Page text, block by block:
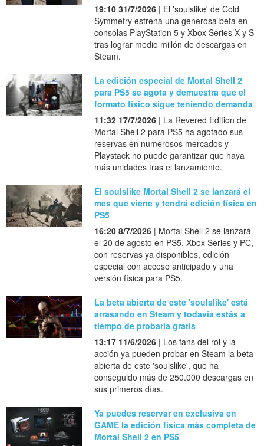
19:10 31/7/2026 | El 'soulslike' de Cold
Symmetry estrena una generosa beta en
consolas PlayStation 5 y Xbox Series X y S
tras lograr medio millón de descargas en
Steam.
La edición especial de Mortal Shell 2
para PS5 se agota y demuestra que el
formato físico sigue teniendo demanda
11:32 17/7/2026 | La Revered Edition de
Mortal Shell 2 para PS5 ha agotado sus
reservas en numerosos mercados y
Playstack no puede garantizar que haya
más unidades tras el lanzamiento.
El soulslike Mortal Shell 2 se lanzará el
mes que viene y tendrá edición física en
PS5
16:20 8/7/2026 | Mortal Shell 2 se lanzará
el 20 de agosto en PS5, Xbox Series y PC,
con reservas ya disponibles, edición
especial con acceso anticipado y una
versión física para PS5.
La beta abierta de este 'soulslike' está
arrasando en Steam y todavía estás a
tiempo de probarla gratis
13:17 11/6/2026 | Los fans del rol y la
acción ya pueden probar en Steam la beta
abierta de este 'soulslike', que ha
conseguido más de 250.000 descargas en
sus primeros días.
Ya puedes reservar en exclusiva en
GAME la edición física más completa de
Mortal Shell 2 en PS5